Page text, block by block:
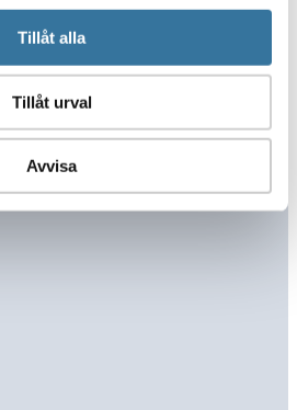
Tillåt alla
Tillåt urval
Avvisa